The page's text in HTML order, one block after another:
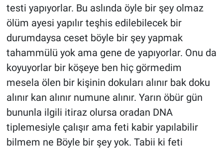
testi yapıyorlar. Bu aslında öyle bir şey olmaz
ölüm ayesi yapılır teşhis edilebilecek bir
durumdaysa ceset böyle bir şey yapmak
tahammülü yok ama gene de yapıyorlar. Onu da
koyuyorlar bir köşeye ben hiç görmedim
mesela ölen bir kişinin dokuları alınır bak doku
alınır kan alınır numune alınır. Yarın öbür gün
bununla ilgili itiraz olursa oradan DNA
tiplemesiyle çalışır ama feti kabir yapılabilir
bilmem ne Böyle bir şey yok. Tabii ki feti